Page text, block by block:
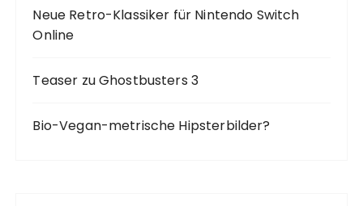
Neue Retro-Klassiker für Nintendo Switch
Online
Teaser zu Ghostbusters 3
Bio-Vegan-metrische Hipsterbilder?